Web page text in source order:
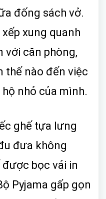
đống sách vở.
xung quanh
với căn phòng,
thế nào đến việc
nhỏ của mình.
ghế tựa lưng
đưa không
bọc vải in
Pyjama gấp gọn